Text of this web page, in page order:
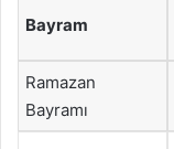
Bayram
Ramazan
Bayramı